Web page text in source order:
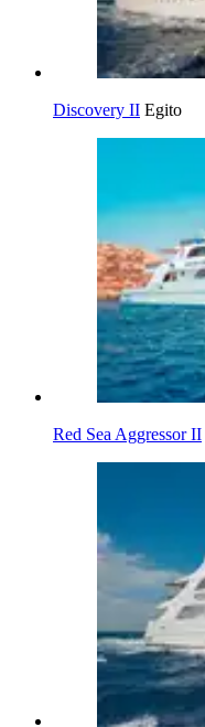
Discovery II Egito
Red Sea Aggressor II